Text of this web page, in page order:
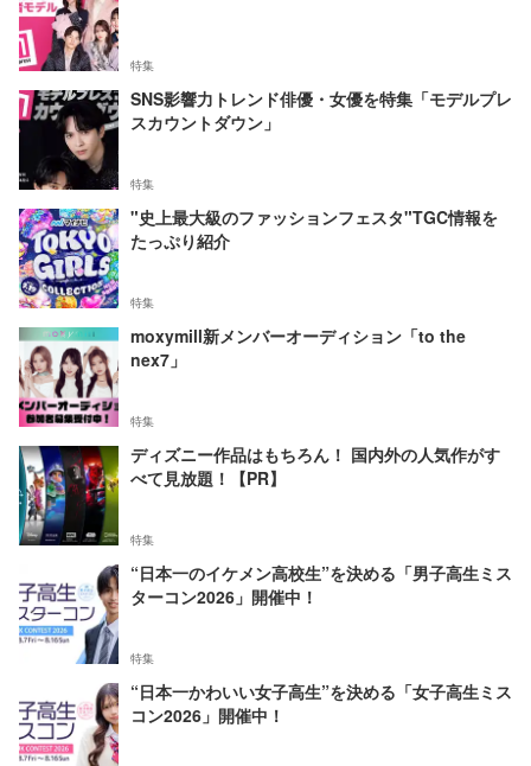
特集
SNS影響力トレンド俳優・女優を特集「モデルプレ
スカウントダウン」
特集
"史上最大級のファッションフェスタ"TGC情報を
たっぷり紹介
特集
moxymill新メンバーオーディション「to the
nex7」
特集
ディズニー作品はもちろん！ 国内外の人気作がす
べて見放題！【PR】
特集
“日本一のイケメン高校生”を決める「男子高生ミス
ターコン2026」開催中！
特集
“日本一かわいい女子高生”を決める「女子高生ミス
コン2026」開催中！